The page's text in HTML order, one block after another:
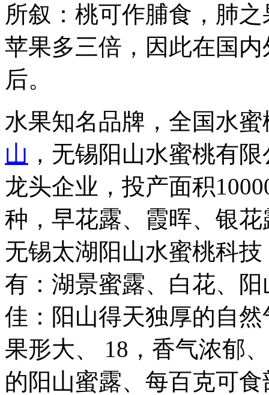
所叙：桃可作脯食，肺
苹果多三倍，因此在国
后。
水果知名品牌，全国水
山 ，无锡阳山水蜜桃有
龙头企业，投产面积
种，早花露、霞晖、银
无锡太湖阳山水蜜桃科
有：湖景蜜露、白花、
佳：阳山得天独厚的自
果形大、 18，香气浓郁
的阳山蜜露、每百克可